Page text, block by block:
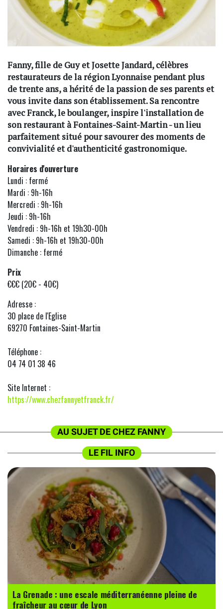
Fanny, fille de Guy et Josette Jandard, célèbres
restaurateurs de la région Lyonnaise pendant plus
de trente ans, a hérité de la passion de ses parents et
vous invite dans son établissement. Sa rencontre
avec Franck, le boulanger, inspire l'installation de
son restaurant à Fontaines-Saint-Martin - un lieu
parfaitement situé pour savourer des moments de
convivialité et d'authenticité gastronomique.
Horaires d'ouverture
Lundi : fermé
Mardi : 9h-16h
Mercredi : 9h-16h
Jeudi : 9h-16h
Vendredi : 9h-16h et 19h30-00h
Samedi : 9h-16h et 19h30-00h
Dimanche : fermé
Prix
€€€ (20€ - 40€)
Adresse :
30 place de l'Eglise
69270 Fontaines-Saint-Martin
Téléphone :
04 74 01 38 46
Site Internet :
https://www.chezfannyetfranck.fr/
AU SUJET DE CHEZ FANNY
LE FIL INFO
La Grenade : une escale méditerranéenne pleine de
fraîcheur au cœur de Lyon